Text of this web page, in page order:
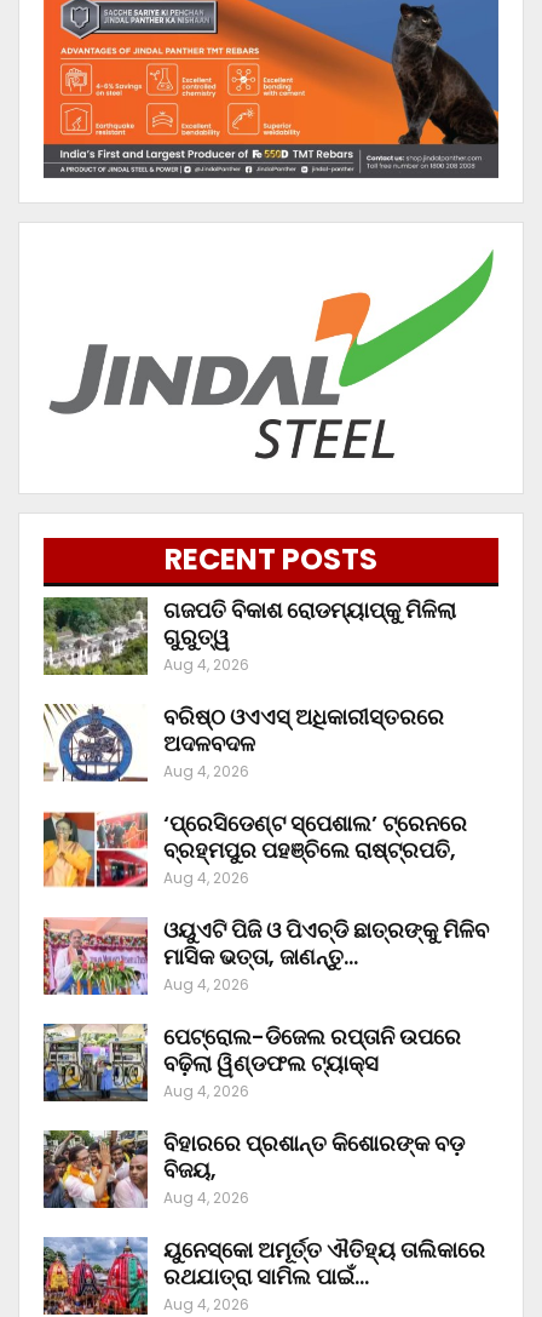
RECENT POSTS
ଗଜପତି ବିକାଶ ରୋଡମ୍ୟାପ୍‌କୁ ମିଳିଲା
ଗୁରୁତ୍ୱ
Aug 4, 2026
ବରିଷ୍ଠ ଓଏଏସ୍‌ ଅଧିକାରୀସ୍ତରରେ
ଅଦଳବଦଳ
Aug 4, 2026
‘ପ୍ରେସିଡେଣ୍ଟ ସ୍ପେଶାଲ’ ଟ୍ରେନରେ
ବ୍ରହ୍ମପୁର ପହଞ୍ଚିଲେ ରାଷ୍ଟ୍ରପତି,
Aug 4, 2026
ଓୟୁଏଟି ପିଜି ଓ ପିଏଚ୍‌ଡି ଛାତ୍ରଙ୍କୁ ମିଳିବ
ମାସିକ ଭତ୍ତା, ଜାଣନ୍ତୁ…
Aug 4, 2026
ପେଟ୍ରୋଲ-ଡିଜେଲ ରପ୍ତାନି ଉପରେ
ବଢ଼ିଲା ୱିଣ୍ଡଫଲ ଟ୍ୟାକ୍ସ
Aug 4, 2026
ବିହାରରେ ପ୍ରଶାନ୍ତ କିଶୋରଙ୍କ ବଡ଼
ବିଜୟ,
Aug 4, 2026
ୟୁନେସ୍କୋ ଅମୂର୍ତ୍ତ ଐତିହ୍ୟ ତାଲିକାରେ
ରଥଯାତ୍ରା ସାମିଲ ପାଇଁ…
Aug 4, 2026